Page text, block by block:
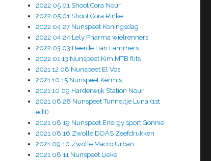
2022 05 01 Shoot Cora Nour
2022 05 01 Shoot Cora Rinke
2022 04 27 Nunspeet Koningsdag
2022 04 24 Lely Pharma wielrenners
2022 03 03 Heerde Han Lammers
2022 01 13 Nunspeet Kim MTB flits
2021 12 08 Nunspeet El Vos
2021 10 15 Nunspeet Kermis
2021 10 09 Harderwijk Station Nour
2021 08 28 Nunspeet Tunneltje Luna (1st
edit)
2021 08 19 Nunspeet Energy sport Gonnie
2021 08 16 Zwolle DOAS Zeefdrukken
2021 09 10 Zwolle Macro Urban
2021 08 11 Nunspeet Lieke